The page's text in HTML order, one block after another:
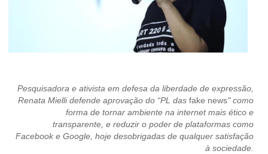
ENGENHEIRO EMPREENDEDOR
APOSENTADORIA
CONVÊNIOS
Pesquisadora e ativista em defesa da liberdade de expressão,
Renata Mielli defende aprovação do “PL das fake news" como
forma de tornar ambiente na internet mais ético e
transparente, e reduzir o poder de plataformas como
Facebook e Google, hoje desobrigadas de qualquer satisfação
à sociedade.